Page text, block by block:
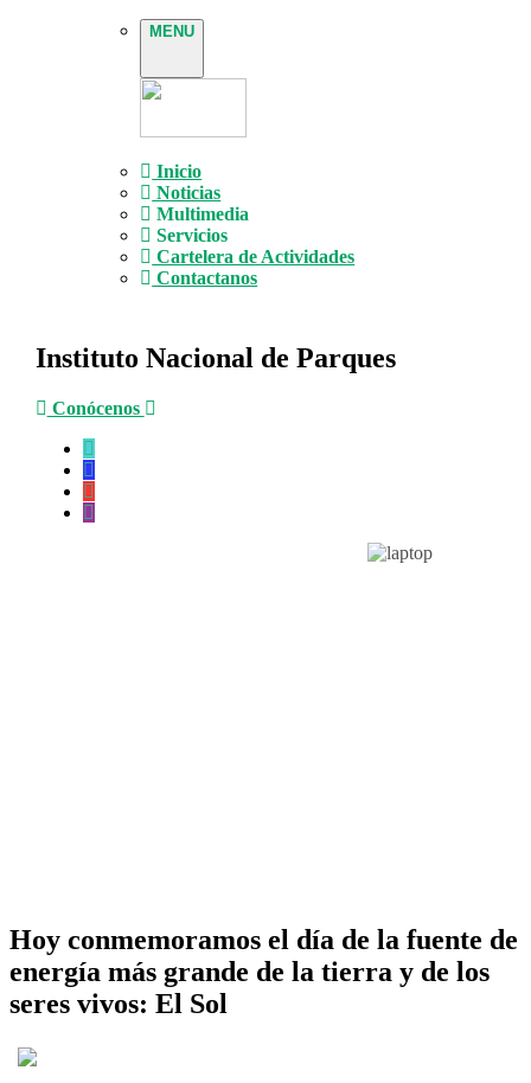
MENU
Inicio
Noticias
Multimedia
Servicios
Cartelera de Actividades
Contactanos
Instituto Nacional de Parques
Conócenos
Hoy conmemoramos el día de la fuente de
energía más grande de la tierra y de los
seres vivos: El Sol